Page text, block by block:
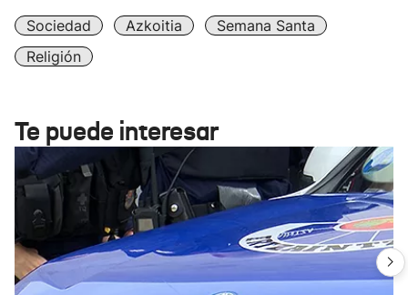
Sociedad Azkoitia
Semana Santa
Religión
Te puede interesar